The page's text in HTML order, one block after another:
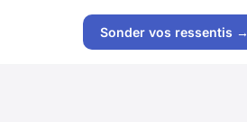
Sonder vos ressentis →